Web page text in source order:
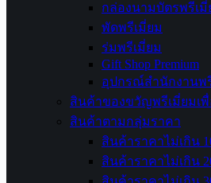
กล่องนามบัตรพรีเมี่
พัดพรีเมี่ยม
ร่มพรีเมี่ยม
Gift Shop Premium
อุปกรณ์สำนักงานพ
สินค้าของขวัญพรีเมี่ยมเ
สินค้าตามกลุ่มราคา
สินค้าราคาไม่เกิน
สินค้าราคาไม่เกิน